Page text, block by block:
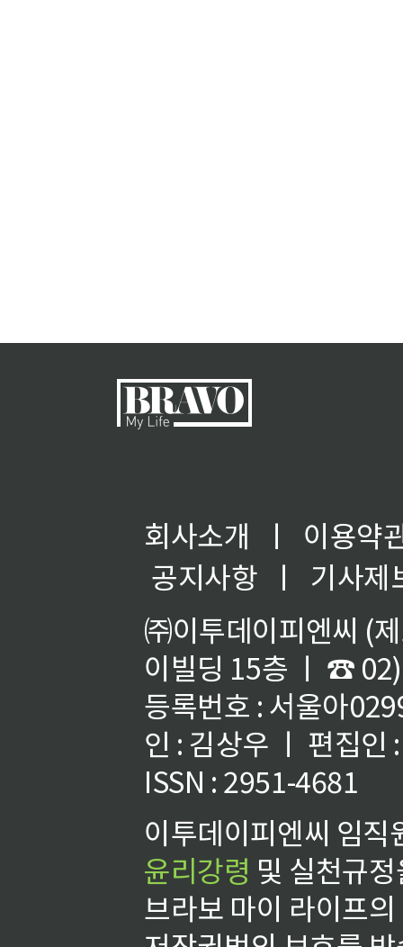
회사소개 ㅣ
이용약
공지사항
ㅣ
기사제
㈜이투데이피엔씨 (
이빌딩 15층 ㅣ ☎
등록번호 : 서울아
인 : 김상우 ㅣ 편집인
ISSN : 2951-4681
이투데이피엔씨 임
윤리강령 및 실천규
브라보 마이 라이프